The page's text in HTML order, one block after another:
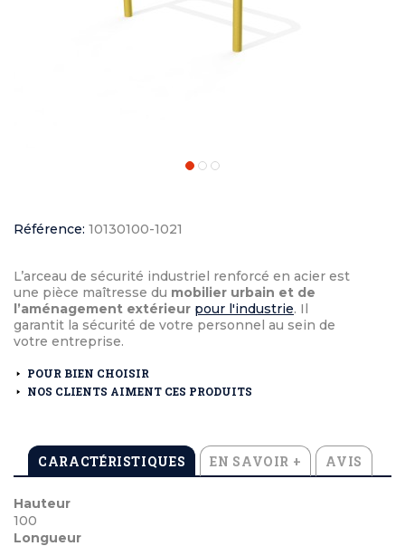
Référence: 10130100-1021
L’arceau de sécurité industriel renforcé en acier est
une pièce maîtresse du mobilier urbain et de
l’aménagement extérieur pour l'industrie. Il
garantit la sécurité de votre personnel au sein de
votre entreprise.
POUR BIEN CHOISIR
NOS CLIENTS AIMENT CES PRODUITS
CARACTÉRISTIQUES EN SAVOIR + AVIS
Hauteur
100
Longueur